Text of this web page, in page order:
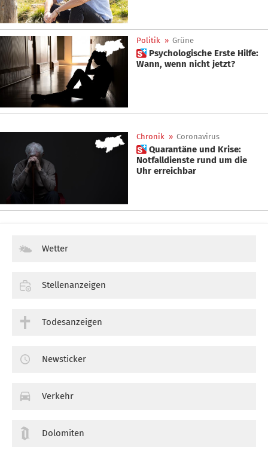
Politik » Grüne
 Psychologische Erste Hilfe:
Wann, wenn nicht jetzt?
Chronik » Coronavirus
 Quarantäne und Krise:
Notfalldienste rund um die
Uhr erreichbar
Wetter
Stellenanzeigen
Todesanzeigen
Newsticker
Verkehr
Dolomiten